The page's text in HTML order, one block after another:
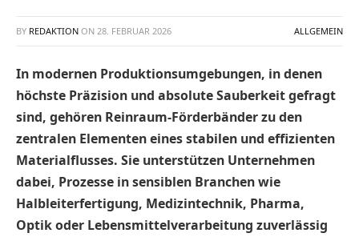
BY REDAKTION ON 28. FEBRUAR 2026 ALLGEMEIN
In modernen Produktionsumgebungen, in denen
höchste Präzision und absolute Sauberkeit gefragt
sind, gehören Reinraum-Förderbänder zu den
zentralen Elementen eines stabilen und effizienten
Materialflusses. Sie unterstützen Unternehmen
dabei, Prozesse in sensiblen Branchen wie
Halbleiterfertigung, Medizintechnik, Pharma,
Optik oder Lebensmittelverarbeitung zuverlässig